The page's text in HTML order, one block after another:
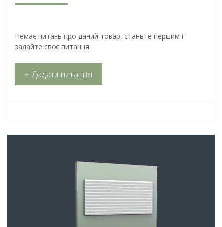
Немає питань про даний товар, станьте першим і
задайте своє питання.
+ Додати питання